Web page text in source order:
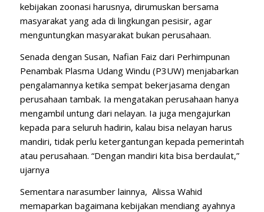
kebijakan zoonasi harusnya, dirumuskan bersama
masyarakat yang ada di lingkungan pesisir, agar
menguntungkan masyarakat bukan perusahaan.
Senada dengan Susan, Nafian Faiz dari Perhimpunan
Penambak Plasma Udang Windu (P3UW) menjabarkan
pengalamannya ketika sempat bekerjasama dengan
perusahaan tambak. Ia mengatakan perusahaan hanya
mengambil untung dari nelayan. Ia juga mengajurkan
kepada para seluruh hadirin, kalau bisa nelayan harus
mandiri, tidak perlu ketergantungan kepada pemerintah
atau perusahaan. “Dengan mandiri kita bisa berdaulat,”
ujarnya
Sementara narasumber lainnya, Alissa Wahid
memaparkan bagaimana kebijakan mendiang ayahnya